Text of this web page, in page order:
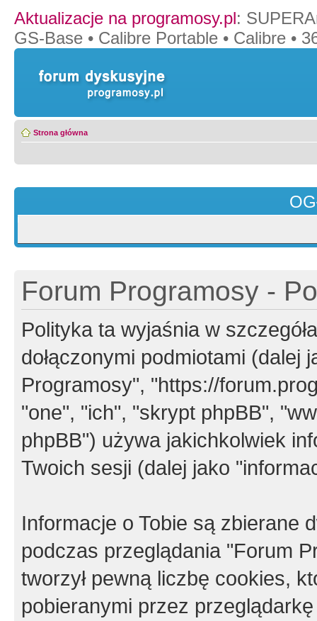
Aktualizacje na programosy.pl:
GS-Base • Calibre Portable • Calibre •
Strona główna
Forum Programosy -
Polityka ta wyjaśnia w
dołączonymi podmiotami (dalej
Programosy", "https://
"one", "ich", "skrypt phpBB",
phpBB") używa jakichkolwiek
Twoich sesji (dalej jako
Informacje o Tobie są zbierane
podczas przeglądania "Forum
tworzył pewną liczbę cookies,
pobieranymi przez